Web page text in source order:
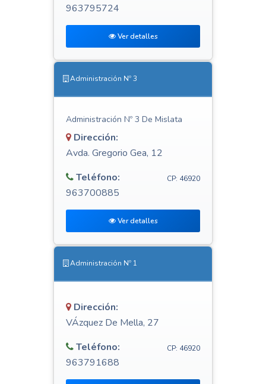
963795724
Ver detalles
Administración Nº 3
Administración Nº 3 De Mislata
Dirección:
Avda. Gregorio Gea, 12
CP: 46920
Teléfono:
963700885
Ver detalles
Administración Nº 1
Dirección:
VÁzquez De Mella, 27
CP: 46920
Teléfono:
963791688